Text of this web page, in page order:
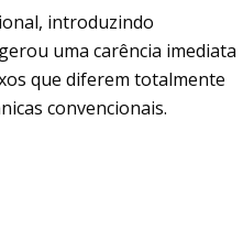
introduzindo
uma carência imediata
que diferem totalmente
convencionais.